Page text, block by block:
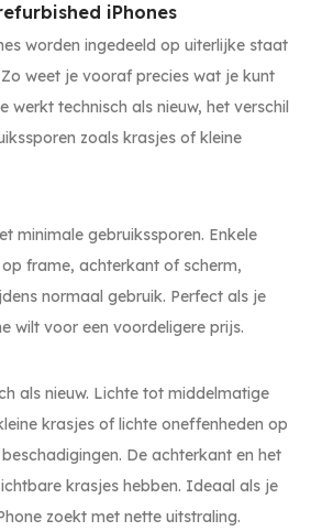
iPhones
worden ingedeeld op uiterlijke staat
weet je vooraf precies wat je kunt
werkt technisch als nieuw, het verschil
zoals krasjes of kleine
minimale gebruikssporen. Enkele
frame, achterkant of scherm,
normaal gebruik. Perfect als je
wilt voor een voordeligere prijs.
als nieuw. Lichte tot middelmatige
krasjes of lichte oneffenheden op
De achterkant en het
krasjes hebben. Ideaal als je
zoekt met nette uitstraling.